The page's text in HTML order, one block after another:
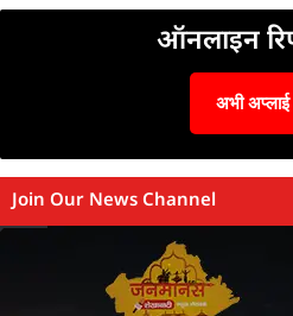
ऑनलाइन
अभी
Join Our News Channel